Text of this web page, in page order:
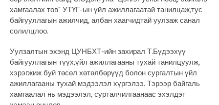
хамгаалах төв” УТҮГ-ын үйл ажиллагаатай танилцаж,тус
байгууллагын ажилчид, албан хаагчидтай уулзаж санал
солилцлоо.
Уулзалтын эхэнд ЦУНБХТ-ийн захирал Т.Бүдээхүү
байгууллагын түүх,үйл ажиллагааны тухай танилцуулж,
хэрэгжиж буй төсөл хөтөлбөрүүд болон сургалтын үйл
ажиллагааны тухай мэдээлэл хүргэлээ. Тэрээр байгаль
хамгаалал нь мэдээлэл, сурталчилгаанаас эхэлдэг